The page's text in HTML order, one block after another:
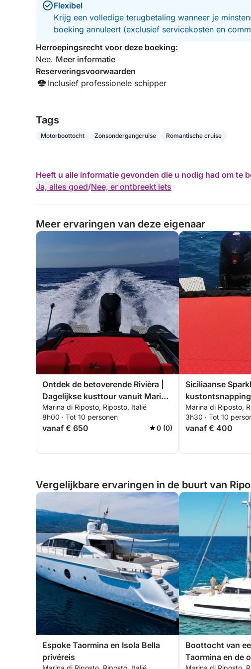
Flexibel
Krijg een volledige terugbetaling wanneer je
boeking annuleert (exclusief servicekosten en
Herroepingsrecht voor deze boeking:
Nee. Meer informatie
Reserveringsvoorwaarden
Inclusief professionele schipper
Tags
Motorboottocht Zonsondergangcruise Romantische cruise
Heeft u alle informatie gevonden die u nodig had om te
Ja, alles goed/Nee, er ontbreekt iets
Meer ervaringen van deze eigenaar
Ontdek de betoverende Rivièra |
Dagelijkse kusttour vanuit Marina
di Riposto aan boord van de SPX
24
Marina di Riposto, Riposto, Italië
8h00 · Tot 10 personen
vanaf € 650 0 (0)
Siciliaanse
dag vanuit
Marina di Riposto,
3h30 · Tot 10
vanaf € 400
Vergelijkbare ervaringen in de buurt van
Espoke Taormina en Isola Bella
privéreis
Boottocht van
Taormina en de